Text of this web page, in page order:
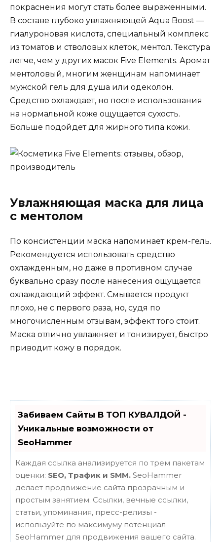
покраснения могут стать более выраженными.
В составе глубоко увлажняющей Aqua Boost —
гиалуроновая кислота, специальный комплекс
из томатов и стволовых клеток, ментол. Текстура
легче, чем у других масок Five Elements. Аромат
ментоловый, многим женщинам напоминает
мужской гель для душа или одеколон.
Средство охлаждает, но после использования
на нормальной коже ощущается сухость.
Больше подойдет для жирного типа кожи.
Увлажняющая маска для лица
с ментолом
По консистенции маска напоминает крем-гель.
Рекомендуется использовать средство
охлажденным, но даже в противном случае
буквально сразу после нанесения ощущается
охлаждающий эффект. Смывается продукт
плохо, не с первого раза, но, судя по
многочисленным отзывам, эффект того стоит.
Маска отлично увлажняет и тонизирует, быстро
приводит кожу в порядок.
Забиваем Сайты В ТОП КУВАЛДОЙ -
Уникальные возможности от
SeoHammer
Каждая ссылка анализируется по трем пакетам
оценки: SEO, Трафик и SMM. SeoHammer
делает продвижение сайта прозрачным и
простым занятием. Ссылки, вечные ссылки,
статьи, упоминания, пресс-релизы -
используйте по максимуму потенциал
SeoHammer для продвижения вашего сайта.